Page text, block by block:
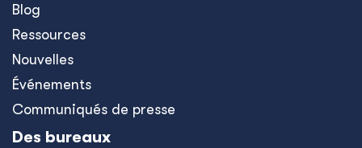
Blog
Ressources
Nouvelles
Événements
Communiqués de presse
Des bureaux